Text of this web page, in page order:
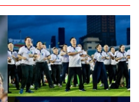
การเคหะแห่งชาติเปิดให้
เอกชนยื่นข้อเสนอราคาค่า
ธรรมเนียมการได้สิทธิเช่า
ที่ดินพร้อมสิ่งปลูกสร้าง
โครงการเคหะชุมชน